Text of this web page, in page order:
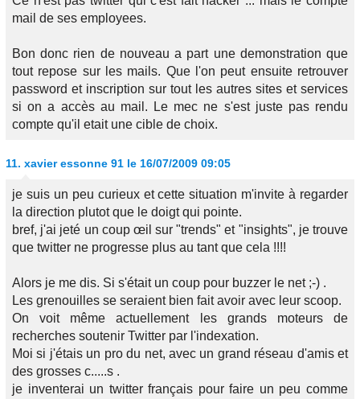
mail de ses employees.
Bon donc rien de nouveau a part une demonstration que
tout repose sur les mails. Que l'on peut ensuite retrouver
password et inscription sur tout les autres sites et services
si on a accès au mail. Le mec ne s'est juste pas rendu
compte qu'il etait une cible de choix.
11. xavier essonne 91 le 16/07/2009 09:05
je suis un peu curieux et cette situation m'invite à regarder
la direction plutot que le doigt qui pointe.
bref, j'ai jeté un coup œil sur "trends" et "insights", je trouve
que twitter ne progresse plus au tant que cela !!!!
Alors je me dis. Si s'était un coup pour buzzer le net ;-) .
Les grenouilles se seraient bien fait avoir avec leur scoop.
On voit même actuellement les grands moteurs de
recherches soutenir Twitter par l'indexation.
Moi si j'étais un pro du net, avec un grand réseau d'amis et
des grosses c.....s .
je inventerai un twitter français pour faire un peu comme